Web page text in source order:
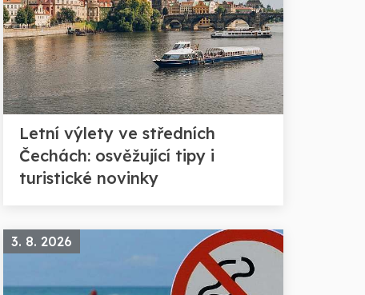
Letní výlety ve středních
Čechách: osvěžující tipy i
turistické novinky
3. 8. 2026